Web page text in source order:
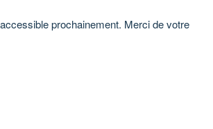
prochainement. Merci de votre